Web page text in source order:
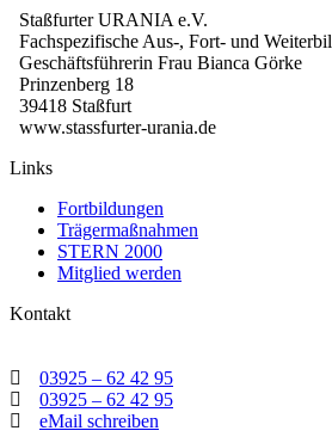
Staßfurter URANIA e.V.
Fachspezifische Aus-, Fort- und
Geschäftsführerin Frau Bianca Görke
Prinzenberg 18
39418 Staßfurt
www.stassfurter-urania.de
Links
Fortbildungen
Trägermaßnahmen
STERN 2000
Mitglied werden
Kontakt
03925 – 62 42 95
03925 – 62 42 95
eMail schreiben